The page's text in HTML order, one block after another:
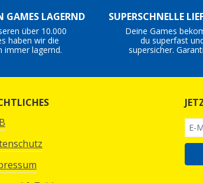
GAMES LAGERND
über 10.000
haben wir die
immer lagernd.
SUPERSCHNELLE
Deine Games
du superfast
supersicher.